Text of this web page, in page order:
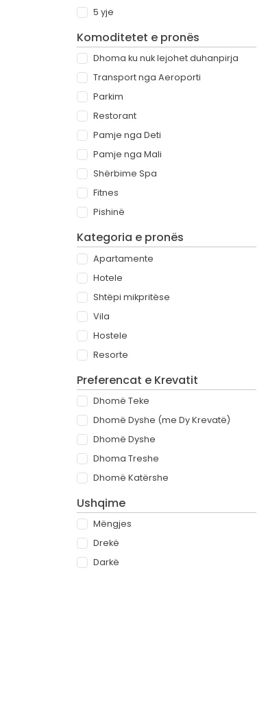
5 yje
Komoditetet e pronës
Dhoma ku nuk lejohet duhanpirja
Transport nga Aeroporti
Parkim
Restorant
Pamje nga Deti
Pamje nga Mali
Shërbime Spa
Fitnes
Pishinë
Kategoria e pronës
Apartamente
Hotele
Shtëpi mikpritëse
Vila
Hostele
Resorte
Preferencat e Krevatit
Dhomë Teke
Dhomë Dyshe (me Dy Krevatë)
Dhomë Dyshe
Dhoma Treshe
Dhomë Katërshe
Ushqime
Mëngjes
Drekë
Darkë